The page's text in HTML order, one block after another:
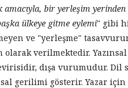
amacıyla, bir yerleşim
ülkeye gitme eylemi" gibi
ve "yerleşme"
olarak verilmektedir.
dışa vurumudur. Dil
gerilimi gösterir. Yazar için